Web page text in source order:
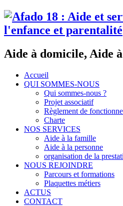
Aide à domicile, Aide
Accueil
QUI SOMMES-NOUS
Qui sommes-nous ?
Projet associatif
Règlement de
Charte
NOS SERVICES
Aide à la famille
Aide à la personne
organisation de la
NOUS REJOINDRE
Parcours et formations
Plaquettes métiers
ACTUS
CONTACT